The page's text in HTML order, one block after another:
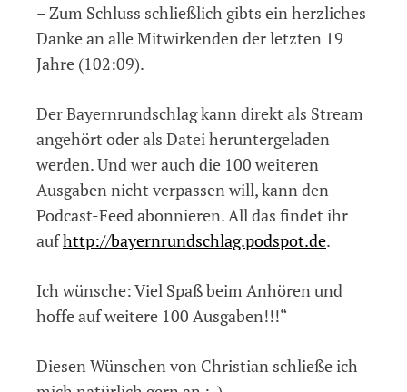
– Zum Schluss schließlich gibts ein herzliches
Danke an alle Mitwirkenden der letzten 19
Jahre (102:09).
Der Bayernrundschlag kann direkt als Stream
angehört oder als Datei heruntergeladen
werden. Und wer auch die 100 weiteren
Ausgaben nicht verpassen will, kann den
Podcast-Feed abonnieren. All das findet ihr
aufhttp://bayernrundschlag.podspot.de.
Ich wünsche: Viel Spaß beim Anhören und
hoffe auf weitere 100 Ausgaben!!!“
Diesen Wünschen von Christian schließe ich